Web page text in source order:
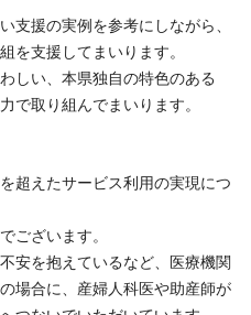
支援の実例を参考にしながら、
を支援してまいります。
しい、本県独自の特色のある
で取り組んでまいります。
超えたサービス利用の実現につ
ございます。
安を抱えているなど、医療機関
場合に、産婦人科医や助産師が